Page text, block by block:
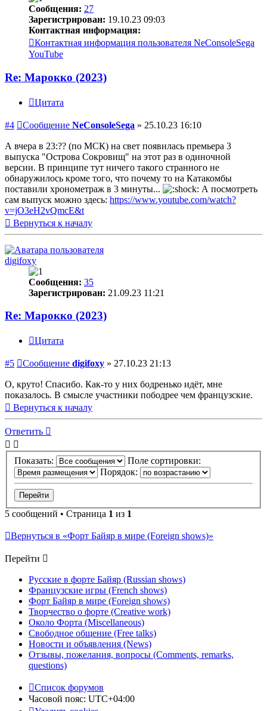
Сообщения: 27
Зарегистрирован: 19.10.23 09:03
Контактная информация:
Контактная информация пользователя NeConsoleSega
YouTube
Re: Марокко (2023)
Цитата
#4 Сообщение NeConsoleSega » 25.10.23 16:10
А вчера в 23:?? (по МСК) на свет появилась премьера 3
выпуска "Острова Сокровищ" на этот раз в одиночной
версии. В принципе тут ничего такого странного не
обнаружилось кроме того, что почему то на Катакомбы
поставили хронометраж в 3 минуты...
А посмотреть
сам выпуск можно здесь: https://www.youtube.com/watch?
v=jO3eH2vQmcE&t
Вернуться к началу
digifoxy
Сообщения: 35
Зарегистрирован: 21.09.23 11:21
Re: Марокко (2023)
Цитата
#5 Сообщение digifoxy » 27.10.23 21:13
О, круто! Спасибо. Как-то у них бодренько идёт, мне
показалось. В смысле участники пободрее чем французские.
Вернуться к началу
Ответить
Показать:
Поле сортировки:
Порядок:
5 сообщений • Страница 1 из 1
Вернуться в «Форт Байяр в мире (Foreign shows)»
Перейти
Русские в форте Байяр (Russian shows)
Французские игры (French shows)
Форт Байяр в мире (Foreign shows)
Творчество о форте (Creative work)
Около Форта (Miscellaneous)
Свободное общение (Free talks)
Новости и объявления (News)
Отзывы, пожелания, вопросы (Comments, remarks,
questions)
Список форумов
Часовой пояс: UTC+04:00